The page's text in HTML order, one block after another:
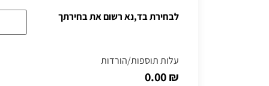
לבחירת בד,נא רשום את בחירתך
עלות תוספות/הורדות
₪ 0.00